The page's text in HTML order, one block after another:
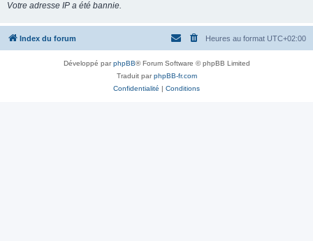
e
Votre adresse IP a été bannie.
Index du forum Heures au format UTC+02:00
Développé parphpBB® Forum Software © phpBB Limited
Traduit parphpBB-fr.com
Confidentialité | Conditions